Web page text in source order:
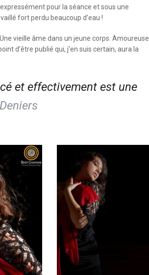
pour la séance et sous une
fort perdu beaucoup d’eau !
vieille âme dans un jeune corps. Amoureuse
d’être publié qui, j’en suis certain, aura la
et effectivement est une